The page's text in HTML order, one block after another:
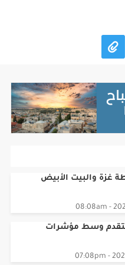
غزة والبيت الأبيض
وسط مؤشرات